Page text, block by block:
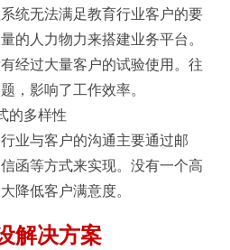
统无法满足教育行业客户的要
的人力物力来搭建业务平台。
经过大量客户的试验使用。往
，影响了工作效率。
的多样性
业与客户的沟通主要通过邮
函等方式来实现。没有一个高
降低客户满意度。
解决方案